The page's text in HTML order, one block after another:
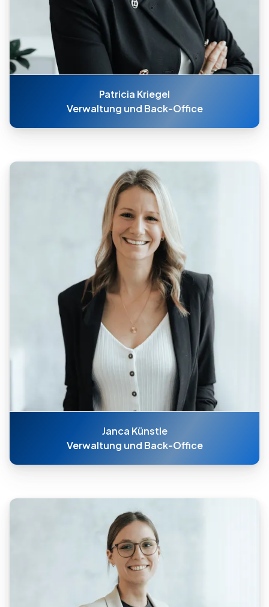
Patricia Kriegel
Verwaltung und Back-Office
Janca Künstle
Verwaltung und Back-Office